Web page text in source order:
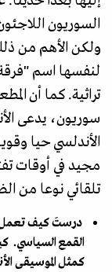
السوريون
ولكن الأهم من
لنفسها اسم
تراثية. كما أن
سوريون، يدعى
الأندلسي حيا
مجيد في أوقات
تلقائي نوعا من
درستَ كيف تعمل
القمع السياسي.
كمثل الموسيقى